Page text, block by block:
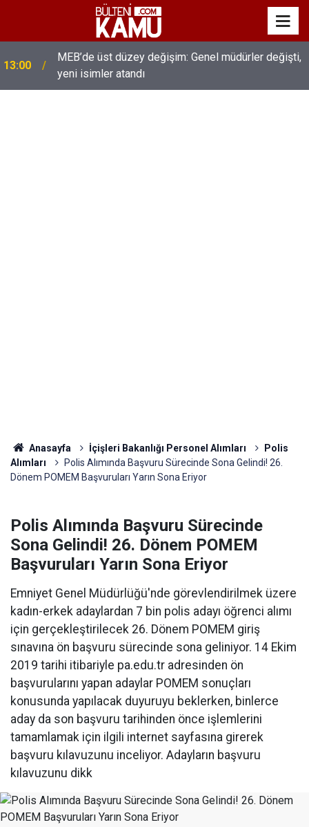
13:00
MEB’de üst düzey değişim: Genel müdürler değişti,
yeni isimler atandı
Anasayfa İçişleri Bakanlığı Personel Alımları
Polis
Alımları
Polis Alımında Başvuru Sürecinde Sona Gelindi! 26.
Dönem POMEM Başvuruları Yarın Sona Eriyor
Polis Alımında Başvuru Sürecinde
Sona Gelindi! 26. Dönem POMEM
Başvuruları Yarın Sona Eriyor
Emniyet Genel Müdürlüğü'nde görevlendirilmek üzere
kadın-erkek adaylardan 7 bin polis adayı öğrenci alımı
için gerçekleştirilecek 26. Dönem POMEM giriş
sınavına ön başvuru sürecinde sona geliniyor. 14 Ekim
2019 tarihi itibariyle pa.edu.tr adresinden ön
başvurularını yapan adaylar POMEM sonuçları
konusunda yapılacak duyuruyu beklerken, binlerce
aday da son başvuru tarihinden önce işlemlerini
tamamlamak için ilgili internet sayfasına girerek
başvuru kılavuzunu inceliyor. Adayların başvuru
kılavuzunu dikk